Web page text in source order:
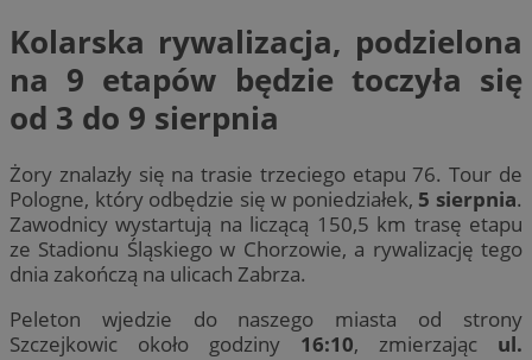
Kolarska rywalizacja, podzielona
na 9 etapów będzie toczyła się
od 3 do 9 sierpnia
Żory znalazły się na trasie trzeciego etapu 76. Tour de
Pologne, który odbędzie się w poniedziałek, 5 sierpnia.
Zawodnicy wystartują na liczącą 150,5 km trasę etapu
ze Stadionu Śląskiego w Chorzowie, a rywalizację tego
dnia zakończą na ulicach Zabrza.
Peleton wjedzie do naszego miasta od strony
Szczejkowic około godziny 16:10, zmierzając ul.